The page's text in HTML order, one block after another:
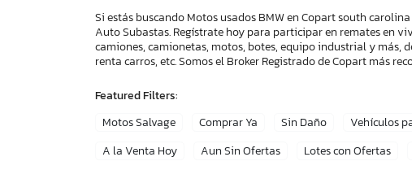
Si estás buscando Motos usados BMW en Copart south
Auto Subastas. Regístrate hoy para participar en remates en
camiones, camionetas, motos, botes, equipo industrial y más,
renta carros, etc. Somos el Broker Registrado de Copart más
Featured Filters:
Motos Salvage
Comprar Ya Sin Daño Vehículos
A la Venta Hoy
Aun Sin Ofertas Lotes con Ofertas